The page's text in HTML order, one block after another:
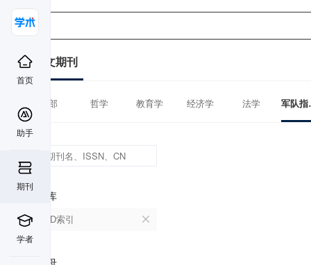
首页
助手
期刊
学者
中文期刊
全部 哲学 教育学 经济学 法学 军
数据库
CSCD索引